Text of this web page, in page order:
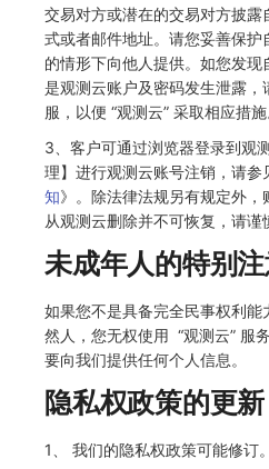
交易对方或潜在的交易对方披
式或者邮件地址。请您妥善保
的情形下向他人提供。如您发
是观测云账户及密码发生泄露，
服，以便 “观测云” 采取相应措施
3、客户可通过浏览器登录到观
理】进行观测云账号注销，请参
知》。除法律法规另有规定外
从观测云删除并不可恢复，请谨
未成年人的特别
如果您不是具备完全民事权利能
然人，您无权使用 “观测云” 服
要向我们提供任何个人信息。
隐私权政策的更新
1、 我们的隐私权政策可能修订。